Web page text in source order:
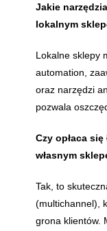
Jakie
lokalnym
Lokalne sklepy
automation,
oraz narzędzi
pozwala
Czy opłaca
własnym
Tak, to
(multichannel),
grona klientów.